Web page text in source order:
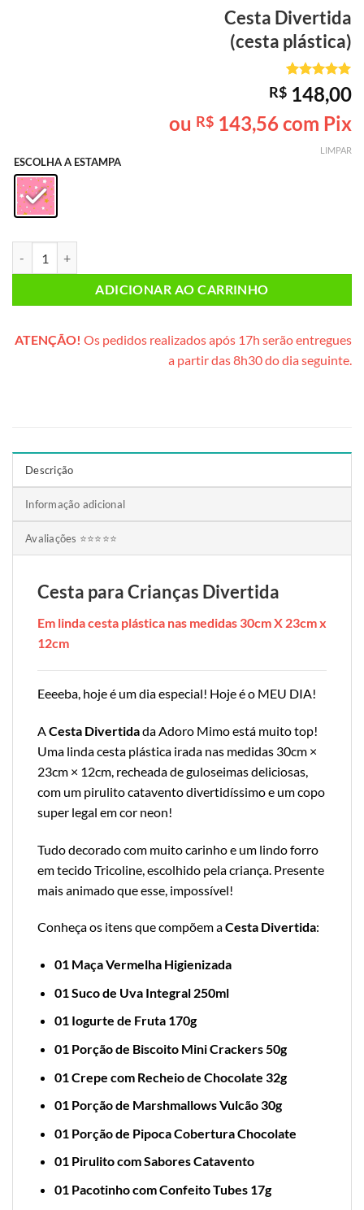
Cesta Divertida
(cesta plástica)
Avaliado
como5de
5, com
baseado em
1
de cliente
R$ 148,00
ou R$ 143,56com Pix
ESCOLHA A ESTAMPA
LIMPAR
ADICIONAR AO CARRINHO
ATENÇÃO! Os pedidos realizados após 17h serão entregues
a partir das 8h30 do dia seguinte.
Descrição
Informação adicional
Avaliações ⭐⭐⭐⭐⭐
Cesta para Crianças Divertida
Em linda cesta plástica nas medidas 30cm X 23cm x
12cm
Eeeeba, hoje é um dia especial! Hoje é o MEU DIA!
ACesta Divertidada Adoro Mimo está muito top!
Uma linda cesta plástica irada nas medidas 30cm ×
23cm × 12cm, recheada de guloseimas deliciosas,
com um pirulito catavento divertidíssimo e um copo
super legal em cor neon!
Tudo decorado com muito carinho e um lindo forro
em tecido Tricoline, escolhido pela criança. Presente
mais animado que esse, impossível!
Conheça os itens que compõem aCesta Divertida:
01 Maça Vermelha Higienizada
01 Suco de Uva Integral 250ml
01 Iogurte de Fruta 170g
01 Porção de Biscoito Mini Crackers 50g
01 Crepe com Recheio de Chocolate 32g
01 Porção de Marshmallows Vulcão 30g
01 Porção de Pipoca Cobertura Chocolate
01 Pirulito com Sabores Catavento
01 Pacotinho com Confeito Tubes 17g